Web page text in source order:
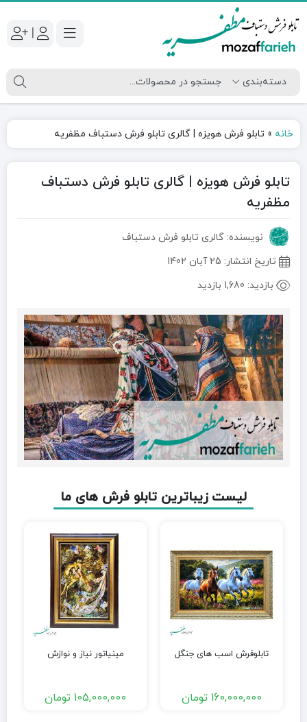
|
خانه » تابلو فرش هویزه | گالری تابلو فرش دستباف مظفریه
تابلو فرش هویزه | گالری تابلو فرش دستباف
مظفریه
نویسنده: گالری تابلو فرش دستباف
تاریخ انتشار: 25 آبان 1402
بازدید: 1,680 بازدید
لیست زیباترین تابلو فرش های ما
تابلوفرش اسب های جنگل
160,000,000 تومان
مینیاتور نیاز و نوازش
105,000,000 تومان